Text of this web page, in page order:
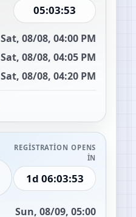
05:03:52
Sat, 08/08, 04:00 PM
Sat, 08/08, 04:05 PM
Sat, 08/08, 04:20 PM
REGISTRATION OPENS
IN
1d 06:03:52
Sun, 08/09, 05:00